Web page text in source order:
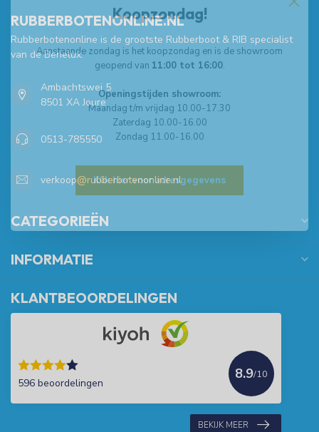
RUBBERBOTENONLINE.NL
Rubberbotenonline is de grootste Rubberboot & RIB specialist
van de Benelux.
Ambachtswei 5
8501 XA Joure
0513-785550
verkoop@rubberbotenonline.nl
CATEGORIEËN
INFORMATIE
KLANTBEOORDELINGEN
596 beoordelingen
8.9/10
BEKIJK MEER
Koopzondag!
Aanstaande zondag is het koopzondag en is de showroom
geopend van 11:00 tot 16:00.
Openingstijden showroom:
Maandag t/m vrijdag 10.00-17.30
Zaterdag 10.00-16.00
Zondag 11.00-16.00
Klik hier voor adresgegevens